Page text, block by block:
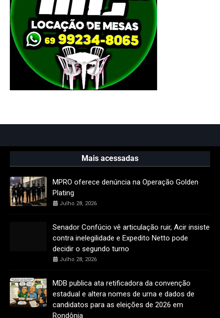
Mais acessadas
MPRO oferece denúncia na Operação Golden
Plating
Julho 28, 2026
Senador Confúcio vê articulação ruir, Acir insiste
contra inelegilidade e Expedito Netto pode
decidir o segundo turno
Julho 28, 2026
MDB publica ata retificadora da convenção
estadual e altera nomes de urna e dados de
candidatos para as eleições de 2026 em
Rondônia